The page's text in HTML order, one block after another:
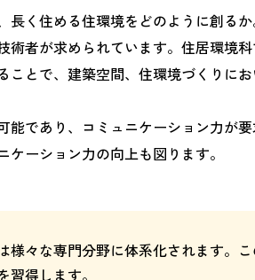
く住める住環境をどのように創るか
術者が求められています。住居環境
ことで、建築空間、住環境づくりに
能であり、コミュニケーション力が
ーション力の向上も図ります。
様々な専門分野に体系化されます。
習得します。